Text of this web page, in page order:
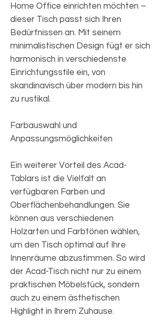
Home Office einrichten möchten –
dieser Tisch passt sich Ihren
Bedürfnissen an. Mit seinem
minimalistischen Design fügt er sich
harmonisch in verschiedenste
Einrichtungsstile ein, von
skandinavisch über modern bis hin
zu rustikal.
Farbauswahl und
Anpassungsmöglichkeiten
Ein weiterer Vorteil des Acad-
Tablars ist die Vielfalt an
verfügbaren Farben und
Oberflächenbehandlungen. Sie
können aus verschiedenen
Holzarten und Farbtönen wählen,
um den Tisch optimal auf Ihre
Innenräume abzustimmen. So wird
der Acad-Tisch nicht nur zu einem
praktischen Möbelstück, sondern
auch zu einem ästhetischen
Highlight in Ihrem Zuhause.